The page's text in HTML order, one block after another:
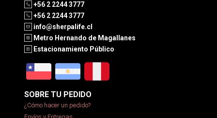
+56 2 2244 3777
+56 2 2244 3777
info@sherpalife.cl
Metro Hernando de Magallanes
Estacionamiento Público
SOBRE TU PEDIDO
¿Cómo hacer un pedido?